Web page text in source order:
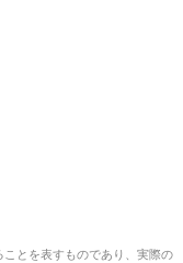
とを表すものであり、実際の